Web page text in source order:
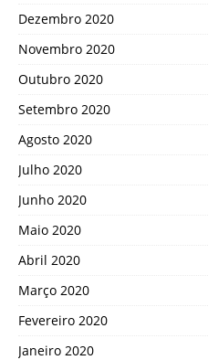
Dezembro 2020
Novembro 2020
Outubro 2020
Setembro 2020
Agosto 2020
Julho 2020
Junho 2020
Maio 2020
Abril 2020
Março 2020
Fevereiro 2020
Janeiro 2020